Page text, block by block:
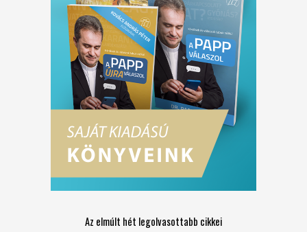
Az elmúlt hét legolvasottabb cikkei